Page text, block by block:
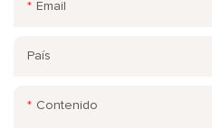
Email
País
Contenido